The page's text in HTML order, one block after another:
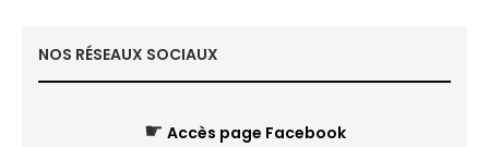
NOS RÉSEAUX SOCIAUX
☛ Accès page Facebook